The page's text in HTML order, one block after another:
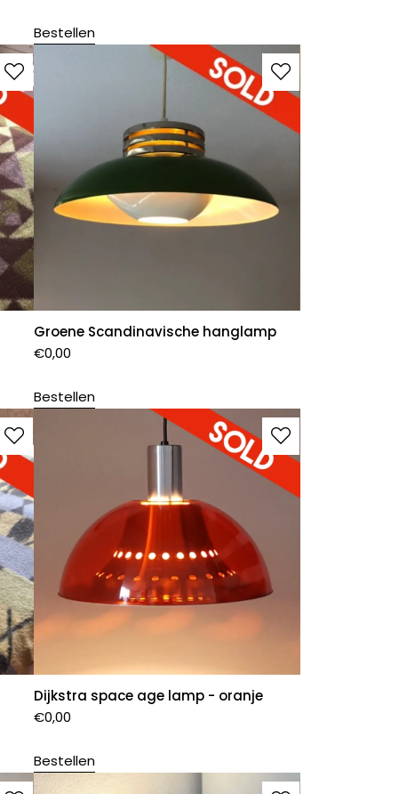
Bestellen
Groene Scandinavische hanglamp
€0,00
Bestellen
Dijkstra space age lamp - oranje
€0,00
Bestellen